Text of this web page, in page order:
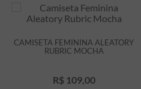
CAMISETA FEMININA ALEATORY
RUBRIC MOCHA
R$ 109,00